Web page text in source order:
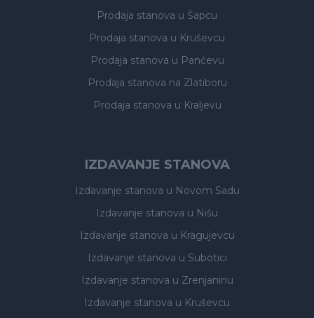
Prodaja stanova u Šapcu
Prodaja stanova u Kruševcu
Prodaja stanova u Pančevu
Prodaja stanova na Zlatiboru
Prodaja stanova u Kraljevu
IZDAVANJE STANOVA
Izdavanje stanova u Novom Sadu
Izdavanje stanova u Nišu
Izdavanje stanova u Kragujevcu
Izdavanje stanova u Subotici
Izdavanje stanova u Zrenjaninu
Izdavanje stanova u Kruševcu